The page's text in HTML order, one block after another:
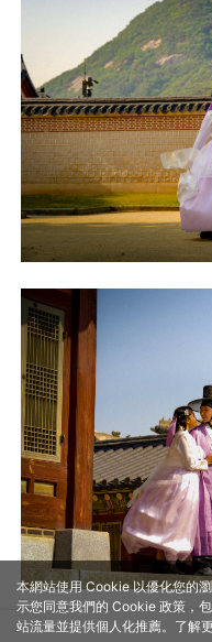
本網站使用 Cookie 以優化您的
示您同意我們的 Cookie 政策，
站流量並提供個人化推薦。了解